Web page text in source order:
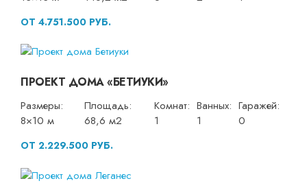
ОТ 4.751.500 РУБ.
ПРОЕКТ ДОМА «БЕТИУКИ»
Размеры:
8×10 м
Площадь:
68,6 м2
Комнат:
1
Ванных:
1
Гаражей:
0
ОТ 2.229.500 РУБ.